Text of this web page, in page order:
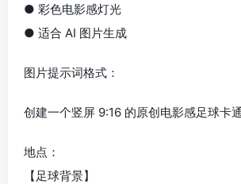
● 彩色电影感灯光
● 适合 AI 图片生成
图片提示词格式：
创建一个竖屏 9:16 的原创电影感足球卡
地点：
【足球背景】